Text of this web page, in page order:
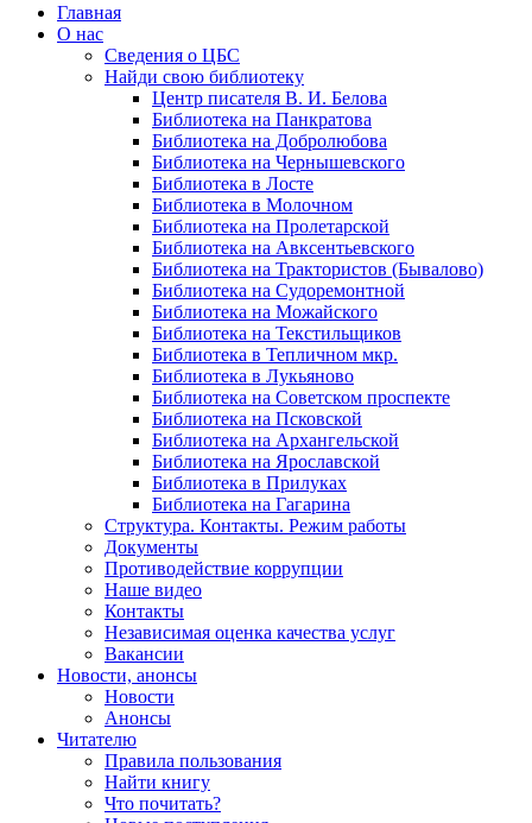
Главная
О нас
Сведения о ЦБС
Найди свою библиотеку
Центр писателя В. И. Белова
Библиотека на Панкратова
Библиотека на Добролюбова
Библиотека на Чернышевского
Библиотека в Лосте
Библиотека в Молочном
Библиотека на Пролетарской
Библиотека на Авксентьевского
Библиотека на Трактористов (Бывалово)
Библиотека на Судоремонтной
Библиотека на Можайского
Библиотека на Текстильщиков
Библиотека в Тепличном мкр.
Библиотека в Лукьяново
Библиотека на Советском проспекте
Библиотека на Псковской
Библиотека на Архангельской
Библиотека на Ярославской
Библиотека в Прилуках
Библиотека на Гагарина
Структура. Контакты. Режим работы
Документы
Противодействие коррупции
Наше видео
Контакты
Независимая оценка качества услуг
Вакансии
Новости, анонсы
Новости
Анонсы
Читателю
Правила пользования
Найти книгу
Что почитать?